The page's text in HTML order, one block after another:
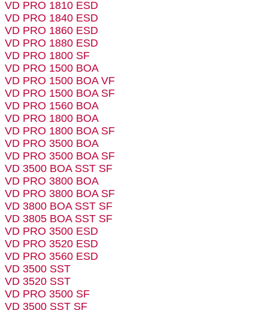
VD PRO 1810 ESD
VD PRO 1840 ESD
VD PRO 1860 ESD
VD PRO 1880 ESD
VD PRO 1800 SF
VD PRO 1500 BOA
VD PRO 1500 BOA VF
VD PRO 1500 BOA SF
VD PRO 1560 BOA
VD PRO 1800 BOA
VD PRO 1800 BOA SF
VD PRO 3500 BOA
VD PRO 3500 BOA SF
VD 3500 BOA SST SF
VD PRO 3800 BOA
VD PRO 3800 BOA SF
VD 3800 BOA SST SF
VD 3805 BOA SST SF
VD PRO 3500 ESD
VD PRO 3520 ESD
VD PRO 3560 ESD
VD 3500 SST
VD 3520 SST
VD PRO 3500 SF
VD 3500 SST SF